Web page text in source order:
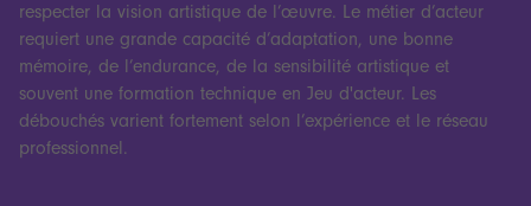
respecter la vision artistique de l’œuvre. Le métier d’acteur
requiert une grande capacité d’adaptation, une bonne
mémoire, de l’endurance, de la sensibilité artistique et
souvent une formation technique en Jeu d'acteur. Les
débouchés varient fortement selon l’expérience et le réseau
professionnel.